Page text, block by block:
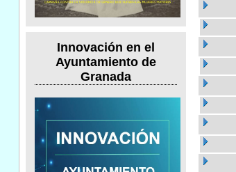
Innovación en el
Ayuntamiento de
Granada